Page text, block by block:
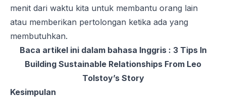
menit dari waktu kita untuk membantu orang lain
atau memberikan pertolongan ketika ada yang
membutuhkan.
Baca artikel ini dalam bahasa Inggris : 3 Tips In
Building Sustainable Relationships From Leo
Tolstoy’s Story
Kesimpulan